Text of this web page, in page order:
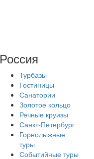
Россия
Турбазы
Гостиницы
Санатории
Золотое кольцо
Речные круизы
Санкт-Петербург
Горнолыжные
туры
Событийные туры